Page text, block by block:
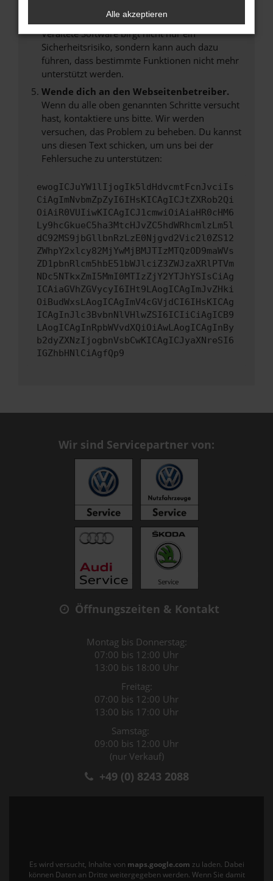
Veraltete Software birgt nicht nur ein
Sicherheitsrisiko, sondern kann auch dazu
führen, dass bestimmte Funktionen nicht mehr
unterstützt werden.
Wende dich an den Webseitenbetreiber.
Wenn du alle oben genannten Schritte versucht
hast, kontaktiere uns bitte. Wir werden
versuchen, das Problem zu beheben. Du kannst
uns diesen Text schicken, um uns bei der
Fehlersuche zu unterstützen:
ewogICJuYW1lIjogIk5ldHdvcmtFcnJvciIs
CiAgImNvbmZpZyI6IHsKICAgICJtZXRob2Qi
OiAiR0VUIiwKICAgICJ1cmwiOiAiaHR0cHM6
Ly9hcGkueC5ha3MtcHJvZC5hdWRhcmlzLm5l
dC92MS9jbGllbnRzLzE0Njgvd2Vic2l0ZS12
ZWhpY2xlcy82MjYwMjBMJTIzMTQzOD9maWVs
ZD1pbnRlcm5hbE51bWJlciZ3ZWJzaXRlPTVm
NDc5NTkxZmI5MmI0MTIzZjY2YTJhYSIsCiAg
ICAiaGVhZGVycyI6IHt9LAogICAgImJvZHki
OiBudWxsLAogICAgImV4cGVjdCI6IHsKICAg
ICAgInJlc3BvbnNlVHlwZSI6ICIiCiAgICB9
LAogICAgInRpbWVvdXQiOiAwLAogICAgInBy
b2dyZXNzIjogbnVsbCwKICAgICJyaXNreSI6
IGZhbHNlCiAgfQp9
Wir sind Servicepartner von:
Öffnungszeiten & Kontakt
Montag bis Donnerstag:
07:00 bis 12:00 Uhr
13:00 bis 18:00 Uhr
Freitag:
07:00 bis 12:00 Uhr
13:00 bis 17:00 Uhr
Samstag:
09:00 bis 12:00 Uhr
(nur Verkauf)
+49 (0) 8243 2088
Es wird versucht, Inhalte von maps.google.com zu laden. Dabei
können Daten an Dritte weitergegeben werden. Wenn Sie damit
Alle akzeptieren